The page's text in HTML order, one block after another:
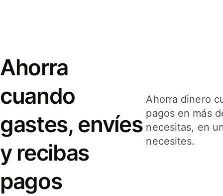
Ahorra
cuando
gastes, envíes
y recibas
pagos
Ahorra dinero
pagos en más
necesitas, en
necesites.